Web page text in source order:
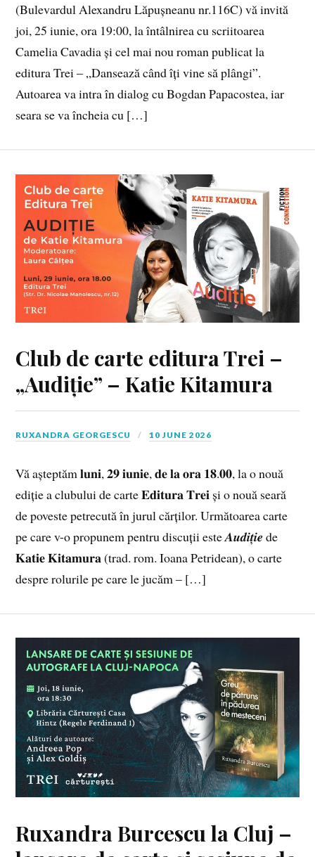
(Bulevardul Alexandru Lăpușneanu nr.116C) vă invită
joi, 25 iunie, ora 19:00, la întâlnirea cu scriitoarea
Camelia Cavadia și cel mai nou roman publicat la
editura Trei – „Dansează când îți vine să plângi”.
Autoarea va intra în dialog cu Bogdan Papacostea, iar
seara se va încheia cu […]
Club de carte editura Trei –
„Audiție” – Katie Kitamura
RUXANDRA GEORGESCU 10 JUNE 2026
Vă așteptăm 𝐥𝐮𝐧𝐢, 𝟐𝟗 𝐢𝐮𝐧𝐢𝐞, 𝐝𝐞 𝐥𝐚 𝐨𝐫𝐚 𝟏𝟖.𝟎𝟎, la o nouă
ediție a clubului de carte 𝐄𝐝𝐢𝐭𝐮𝐫𝐚 𝐓𝐫𝐞𝐢 și o nouă seară
de poveste petrecută în jurul cărților. Următoarea carte
pe care v-o propunem pentru discuții este 𝑨𝒖𝒅𝒊𝒕̦𝒊𝒆 de
𝐊𝐚𝐭𝐢𝐞 𝐊𝐢𝐭𝐚𝐦𝐮𝐫𝐚 (trad. rom. Ioana Petridean), o carte
despre rolurile pe care le jucăm – […]
Ruxandra Burcescu la Cluj –